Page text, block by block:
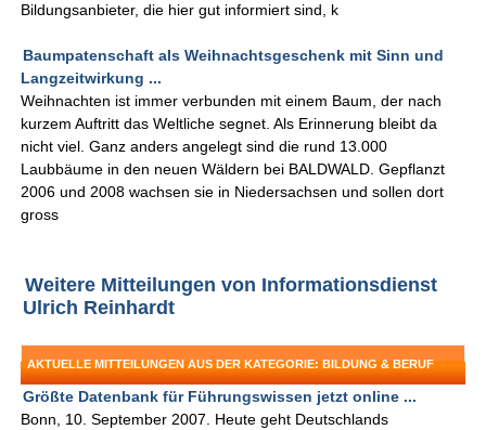
Bildungsanbieter, die hier gut informiert sind, k
Baumpatenschaft als Weihnachtsgeschenk mit Sinn und
Langzeitwirkung ...
Weihnachten ist immer verbunden mit einem Baum, der nach
kurzem Auftritt das Weltliche segnet. Als Erinnerung bleibt da
nicht viel. Ganz anders angelegt sind die rund 13.000
Laubbäume in den neuen Wäldern bei BALDWALD. Gepflanzt
2006 und 2008 wachsen sie in Niedersachsen und sollen dort
gross
Weitere Mitteilungen von Informationsdienst
Ulrich Reinhardt
AKTUELLE MITTEILUNGEN AUS DER KATEGORIE: BILDUNG & BERUF
Größte Datenbank für Führungswissen jetzt online ...
Bonn, 10. September 2007. Heute geht Deutschlands